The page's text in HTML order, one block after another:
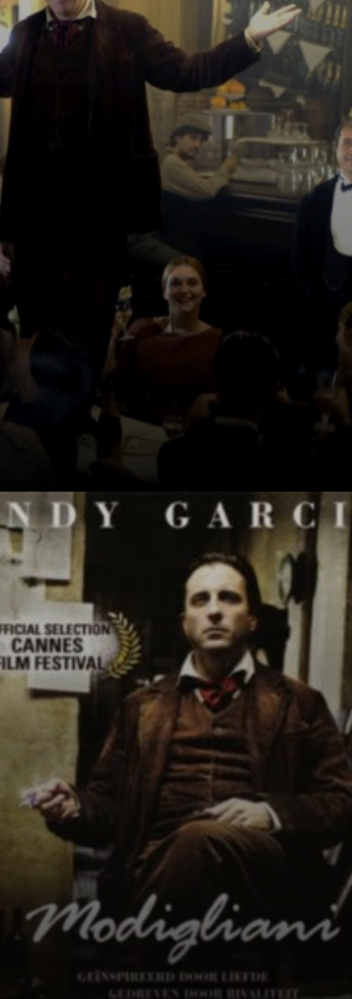
Amedeo
Modigliani, il
pittore italiano,
rivoluzionò il
mondo delle arti